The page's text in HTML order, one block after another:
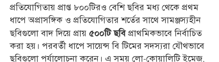
প্রতিযোগিতায় প্রাপ্ত ৮০০টিরও বেশি ছবির মধ্য থেকে প্রথম
ধাপে অপ্রাসঙ্গিক ও প্রতিযোগিতার শর্তের সাথে সামঞ্জস্যহীন
ছবিগুলো বাদ দিয়ে প্রায় ৫০০টি ছবিপ্রাথমিকভাবে নির্বাচিত
করা হয়। পরবর্তী ধাপে সায়েন্স বি টিমের সদস্যরা যৌথভাবে
ছবিগুলো পর্যালোচনা করেন। এ সময় লো-কোয়ালিটি ইমেজ,